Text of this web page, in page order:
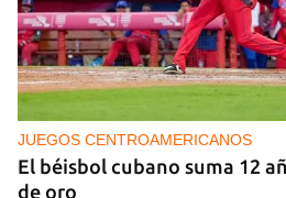
JUEGOS CENTROAMERICANOS
El béisbol cubano suma 12
de oro